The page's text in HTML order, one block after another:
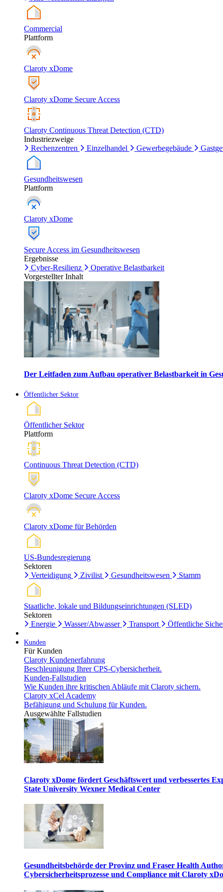
Commercial
Plattform
Claroty xDome
Claroty xDome Secure Access
Claroty Continuous Threat Detection (CTD)
Industriezweige
Rechenzentren
Einzelhandel Gewerbegebäude
Gesundheitswesen
Plattform
Claroty xDome
Secure Access im Gesundheitswesen
Ergebnisse
Cyber-Resilienz
Operative Belastbarkeit
Vorgestellter Inhalt
Der Leitfaden zum Aufbau operativer Belastbarkeit in
Öffentlicher Sektor
Öffentlicher Sektor
Plattform
Continuous Threat Detection (CTD)
Claroty xDome Secure Access
Claroty xDome für Behörden
US-Bundesregierung
Sektoren
Verteidigung
Zivilist Gesundheitswesen Stamm
Staatliche, lokale und Bildungseinrichtungen (SLED)
Sektoren
Energie
Wasser/Abwasser Transport Öffentliche
Kunden
Für Kunden
Claroty Kundenerfahrung
Beschleunigung Ihrer CPS-Cybersicherheit.
Kunden-Fallstudien
Wie Kunden ihre kritischen Abläufe mit Claroty sichern.
Claroty xCel Academy
Befähigung und Schulung für Kunden.
Ausgewählte Fallstudien
Claroty xDome fördert Geschäftswert und verbessertes
State University Wexner Medical Center
Gesundheitsbehörde der Provinz und Fraser Health
Cybersicherheitsprozesse und Compliance mit Claroty